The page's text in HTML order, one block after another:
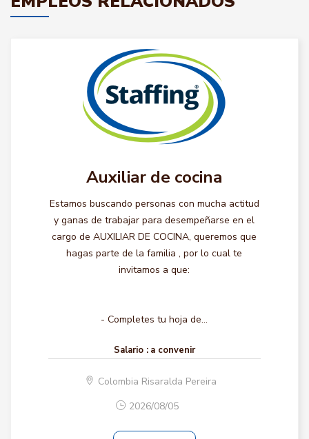
Auxiliar de cocina
Estamos buscando personas con mucha actitud
y ganas de trabajar para desempeñarse en el
cargo de AUXILIAR DE COCINA, queremos que
hagas parte de la familia , por lo cual te
invitamos a que:
- Completes tu hoja de...
Salario : a convenir
Colombia Risaralda Pereira
2026/08/05